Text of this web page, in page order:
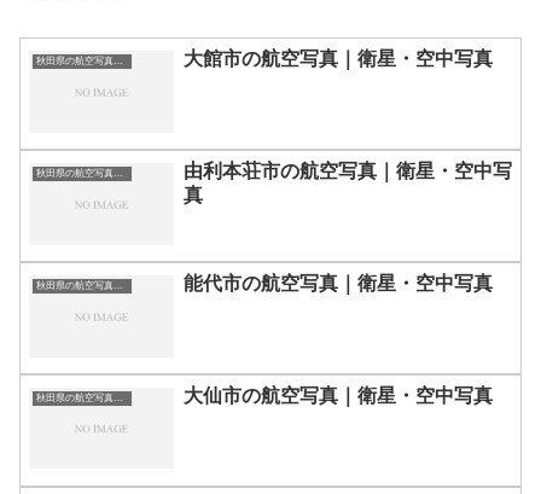
秋田県の航空写真・空中写真 大館市の航空写真｜衛星・空中写真
秋田県の航空写真・空中写真
由利本荘市の航空写真｜衛星・空中写
真
秋田県の航空写真・空中写真 能代市の航空写真｜衛星・空中写真
秋田県の航空写真・空中写真 大仙市の航空写真｜衛星・空中写真